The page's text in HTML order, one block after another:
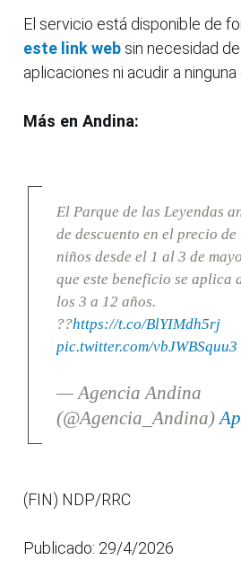
El servicio está disponible de
este link web sin necesidad
aplicaciones ni acudir a ninguna
Más en Andina:
El Parque de las Leyendas
de descuento en el precio
niños desde el 1 al 3 de
que este beneficio se aplica
los 3 a 12 años.
??https://t.co/BlYIMdh5rj
pic.twitter.com/vbJWBSquu3
— Agencia Andina
(@Agencia_Andina)
(FIN) NDP/RRC
Publicado: 29/4/2026